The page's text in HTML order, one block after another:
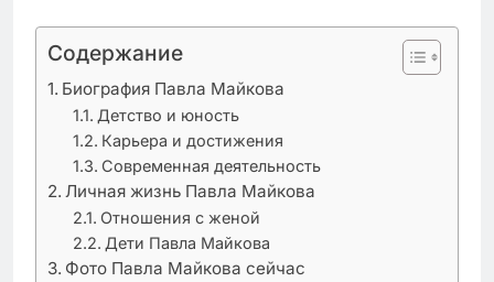
Содержание
Биография Павла Майкова
Детство и юность
Карьера и достижения
Современная деятельность
Личная жизнь Павла Майкова
Отношения с женой
Дети Павла Майкова
Фото Павла Майкова сейчас